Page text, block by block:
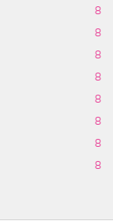
8
8
8
8
8
8
8
8